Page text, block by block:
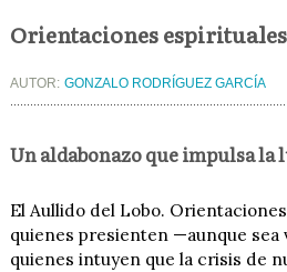
Orientaciones
AUTOR: GONZALO RODRÍGUEZ GARCÍA
Un aldabonazo que impulsa
El Aullido del Lobo.
quienes presienten —aunque sea
quienes intuyen que la crisis de